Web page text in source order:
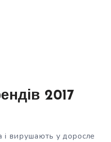
2017
і вирушають у доросле